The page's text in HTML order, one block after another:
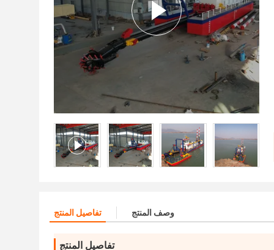
تفاصيل المنتج وصف المنتج
تفاصيل المنتج